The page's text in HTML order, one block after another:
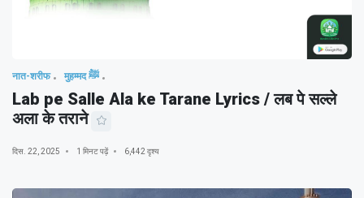
नात-शरीफ मुहम्मद ﷺ
Lab pe Salle Ala ke Tarane Lyrics / लब पे सल्ले
अला के तराने
दिस. 22, 2025 1 मिनट पढ़ें 6,442 दृश्य